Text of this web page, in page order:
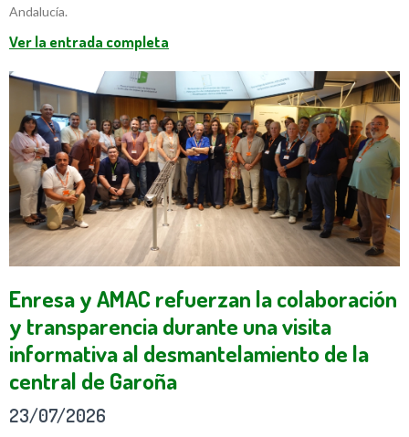
Andalucía.
Ver la entrada completa
Enresa y AMAC refuerzan la colaboración
y transparencia durante una visita
informativa al desmantelamiento de la
central de Garoña
23/07/2026